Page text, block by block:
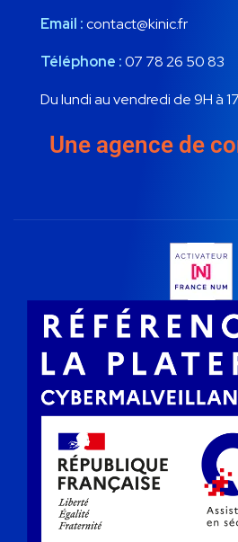
Email :contact@kinic.fr
Téléphone :07 78 26 50 83
Du lundi au vendredi de 9H à
Une agence de